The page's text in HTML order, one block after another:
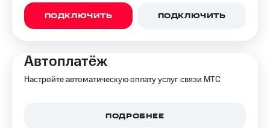
ПОДКЛЮЧИТЬ ПОДКЛЮЧИТЬ
Автоплатёж
Настройте автоматическую оплату услуг связи МТС
ПОДРОБНЕЕ